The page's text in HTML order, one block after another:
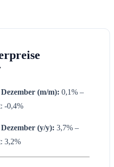
(m/m): 0,1% –
-0,4%
Dezember (y/y): 3,7% –
3,2%